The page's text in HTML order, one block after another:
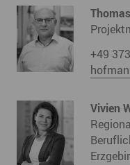
+49
Vivien